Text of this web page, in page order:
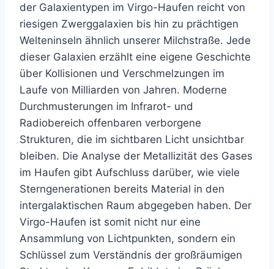
der Galaxientypen im Virgo-Haufen reicht von
riesigen Zwerggalaxien bis hin zu prächtigen
Welteninseln ähnlich unserer Milchstraße. Jede
dieser Galaxien erzählt eine eigene Geschichte
über Kollisionen und Verschmelzungen im
Laufe von Milliarden von Jahren. Moderne
Durchmusterungen im Infrarot- und
Radiobereich offenbaren verborgene
Strukturen, die im sichtbaren Licht unsichtbar
bleiben. Die Analyse der Metallizität des Gases
im Haufen gibt Aufschluss darüber, wie viele
Sterngenerationen bereits Material in den
intergalaktischen Raum abgegeben haben. Der
Virgo-Haufen ist somit nicht nur eine
Ansammlung von Lichtpunkten, sondern ein
Schlüssel zum Verständnis der großräumigen